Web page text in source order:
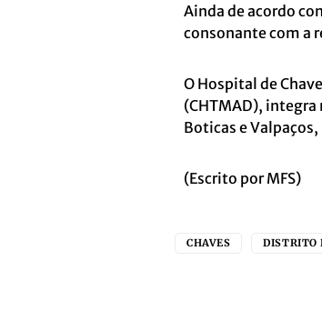
Ainda de acordo
consonante com a
O Hospital de
(CHTMAD), integra
Boticas e
(Escrito por MFS)
CHAVES DISTRITO